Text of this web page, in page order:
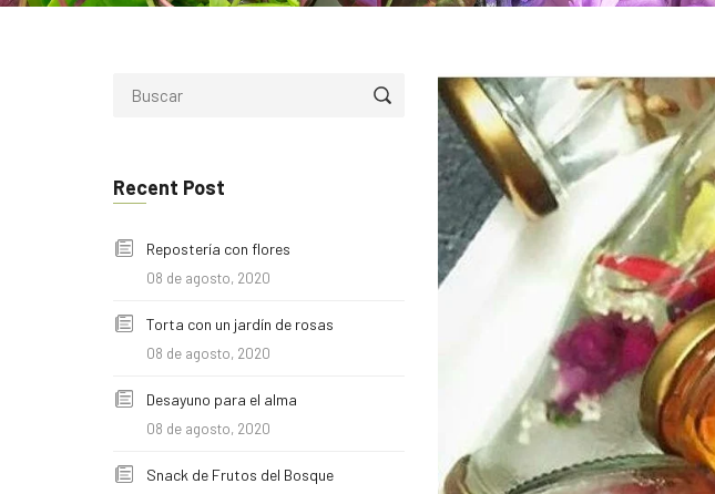
Recent Post
Repostería con flores
08 de agosto, 2020
Torta con un jardín de rosas
08 de agosto, 2020
Desayuno para el alma
08 de agosto, 2020
Snack de Frutos del Bosque